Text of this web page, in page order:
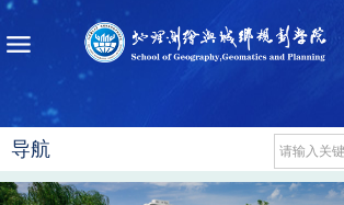
导航